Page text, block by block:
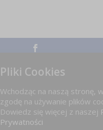
LinkedIn
Pliki Cookies
Wchodząc na naszą stronę,
zgodę na używanie plików
Dowiedz się więcej z naszej
Prywatności